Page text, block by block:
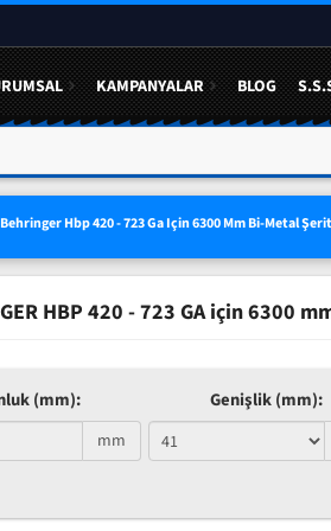
KAMPANYALAR BLOG
Behringer Hbp 420 - 723 Ga Için 6300 Mm Bi-Metal Şerit
HBP 420 - 723 GA için 6300
(mm):
mm
Genişlik (mm):
YÜZDE 50 YE VARAN 3 LÜ